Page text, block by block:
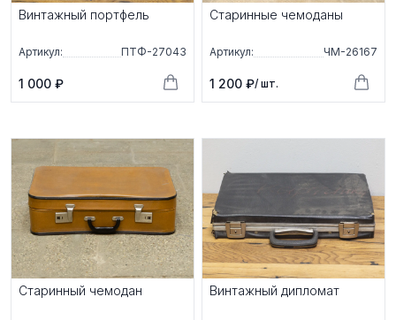
Винтажный портфель
Артикул: ПТФ-27043
1 000 ₽
Старинные чемоданы
Артикул: ЧМ-26167
1 200 ₽/ шт.
Старинный чемодан Винтажный дипломат